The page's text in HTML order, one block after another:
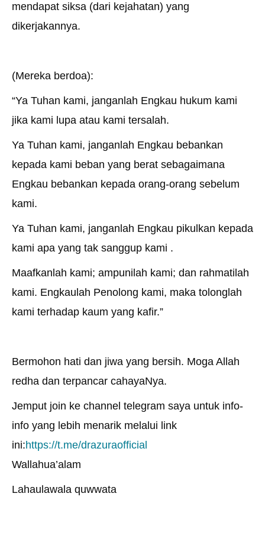
mendapat siksa (dari kejahatan) yang
dikerjakannya.
(Mereka berdoa):
“Ya Tuhan kami, janganlah Engkau hukum kami
jika kami lupa atau kami tersalah.
Ya Tuhan kami, janganlah Engkau bebankan
kepada kami beban yang berat sebagaimana
Engkau bebankan kepada orang-orang sebelum
kami.
Ya Tuhan kami, janganlah Engkau pikulkan kepada
kami apa yang tak sanggup kami .
Maafkanlah kami; ampunilah kami; dan rahmatilah
kami. Engkaulah Penolong kami, maka tolonglah
kami terhadap kaum yang kafir.”
Bermohon hati dan jiwa yang bersih. Moga Allah
redha dan terpancar cahayaNya.
Jemput join ke channel telegram saya untuk info-
info yang lebih menarik melalui link
ini:https://t.me/drazuraofficial
Wallahua’alam
Lahaulawala quwwata